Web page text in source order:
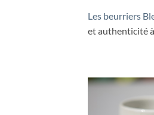
Les beurriers
et authenticité